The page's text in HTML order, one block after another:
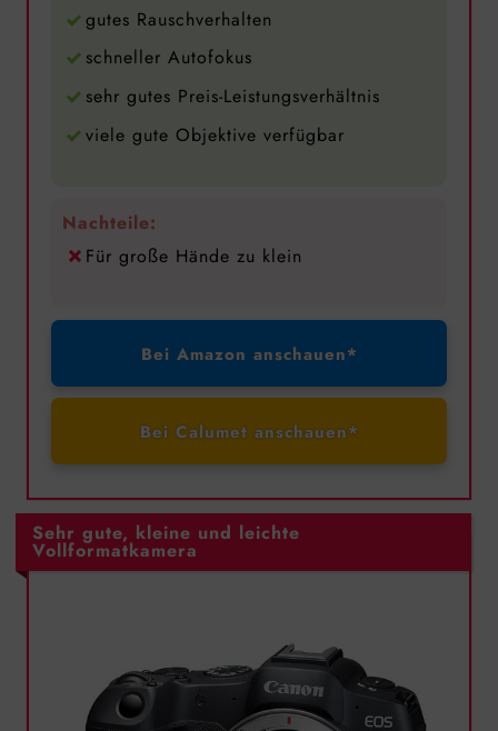
gutes Rauschverhalten
schneller Autofokus
sehr gutes Preis-Leistungsverhältnis
viele gute Objektive verfügbar
Nachteile:
Für große Hände zu klein
Bei Amazon anschauen*
Bei Calumet anschauen*
Sehr gute, kleine und leichte
Vollformatkamera